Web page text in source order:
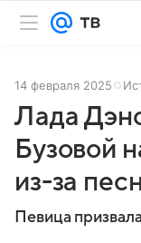
14 февраля 2025
Лада
Бузовой
из-за
Певица